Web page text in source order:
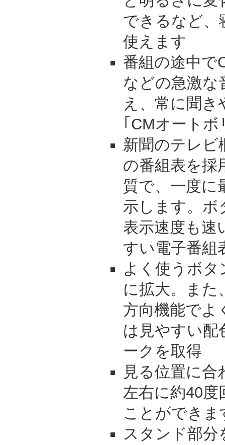
できるなど、
使えます
番組の途中で
などの急激な
え、常に聞き
｢CMオート
新聞のテレビ
の番組表を採
質で、一度に
示します。ボ
表示速度も速
すい電子番組
よく使うボタ
に拡大。また
方向機能でよ
は見やすい配
ークを取得
見る位置に
左右に約40度
ことができま
スタンド部分